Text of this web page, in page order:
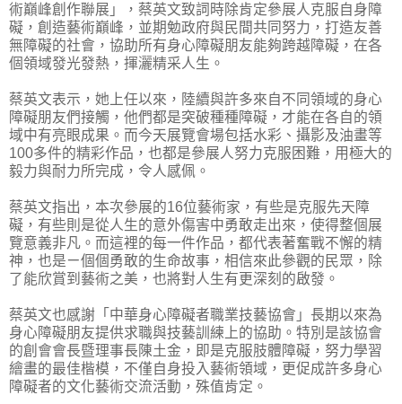
術巔峰創作聯展」，蔡英文致詞時除肯定參展人克服自身障
礙，創造藝術巔峰，並期勉政府與民間共同努力，打造友善
無障礙的社會，協助所有身心障礙朋友能夠跨越障礙，在各
個領域發光發熱，揮灑精采人生。
蔡英文表示，她上任以來，陸續與許多來自不同領域的身心
障礙朋友們接觸，他們都是突破種種障礙，才能在各自的領
域中有亮眼成果。而今天展覽會場包括水彩、攝影及油畫等
100多件的精彩作品，也都是參展人努力克服困難，用極大的
毅力與耐力所完成，令人感佩。
蔡英文指出，本次參展的16位藝術家，有些是克服先天障
礙，有些則是從人生的意外傷害中勇敢走出來，使得整個展
覽意義非凡。而這裡的每一件作品，都代表著奮戰不懈的精
神，也是ㄧ個個勇敢的生命故事，相信來此參觀的民眾，除
了能欣賞到藝術之美，也將對人生有更深刻的啟發。
蔡英文也感謝「中華身心障礙者職業技藝協會」長期以來為
身心障礙朋友提供求職與技藝訓練上的協助。特別是該協會
的創會會長暨理事長陳土金，即是克服肢體障礙，努力學習
繪畫的最佳楷模，不僅自身投入藝術領域，更促成許多身心
障礙者的文化藝術交流活動，殊值肯定。